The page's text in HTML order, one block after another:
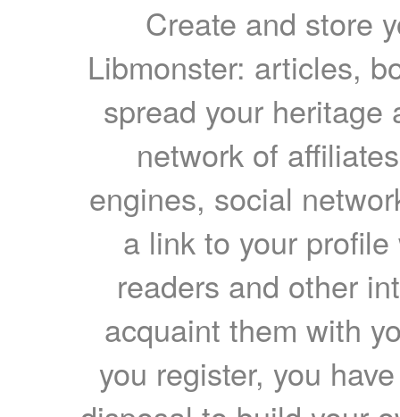
Create and store
Libmonster: articles,
spread your heritage
network of
engines, social
a link to your
readers and other
acquaint them with
you register, you